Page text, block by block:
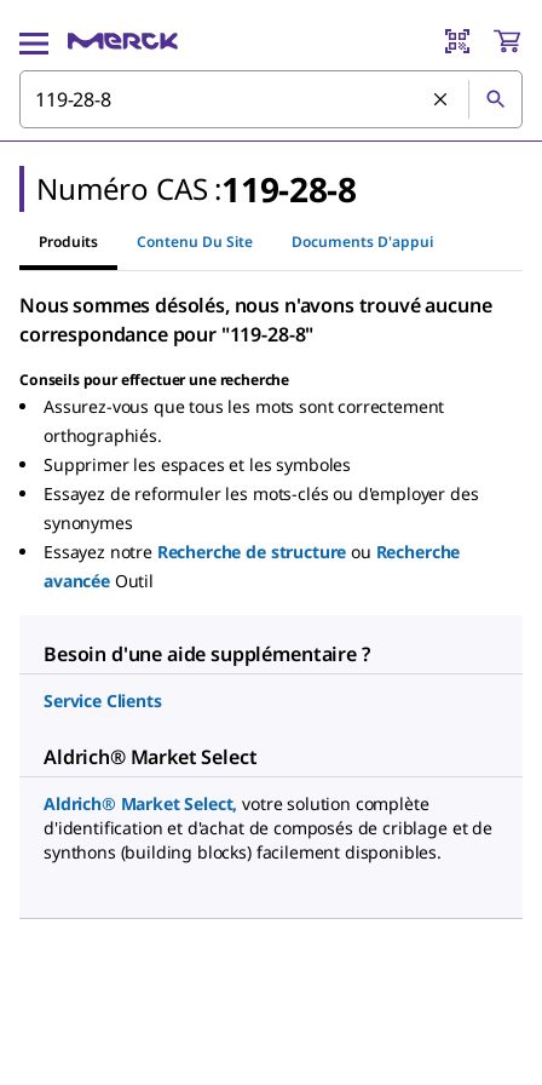
Numéro CAS :119-28-8
Produits Contenu Du Site Documents D'appui
Nous sommes désolés, nous n'avons trouvé aucune
correspondance pour "119-28-8"
Conseils pour effectuer une recherche
Assurez-vous que tous les mots sont correctement
orthographiés.
Supprimer les espaces et les symboles
Essayez de reformuler les mots-clés ou d'employer des
synonymes
Essayez notre Recherche de structure ou Recherche
avancée Outil
Besoin d'une aide supplémentaire ?
Service Clients
Aldrich® Market Select
Aldrich® Market Select, votre solution complète
d'identification et d'achat de composés de criblage et de
synthons (building blocks) facilement disponibles.